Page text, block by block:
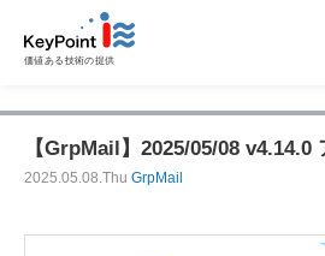
価値ある技術の提供
【GrpMail】2025/05/08 v4.14.0
2025.05.08.Thu GrpMail